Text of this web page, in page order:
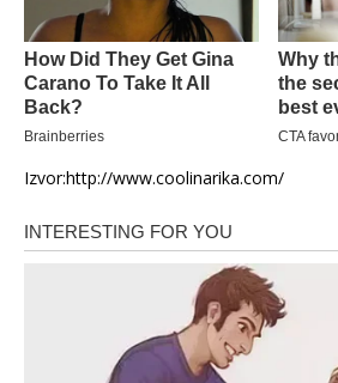
Izvor:http://www.coolinarika.com/